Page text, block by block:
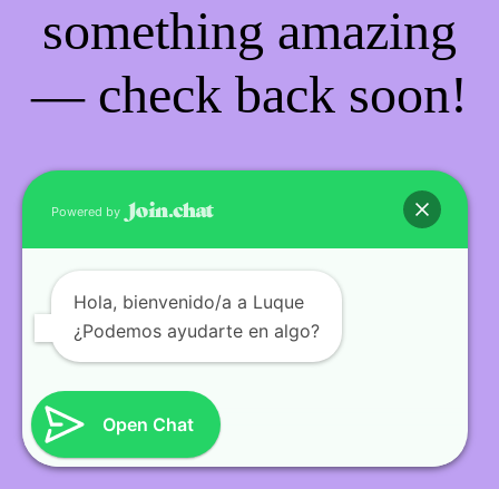
something amazing
— check back soon!
Powered by
Hola, bienvenido/a a Luque
¿Podemos ayudarte en algo?
Open Chat